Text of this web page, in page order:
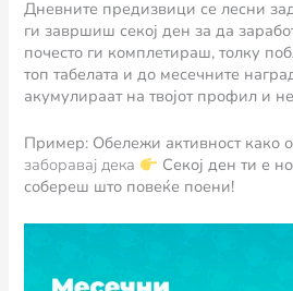
Дневните предизвици се лесни
ги завршиш секој ден за да
почесто ги комплетираш, толку
топ табелата и до месечните
акумулираат на твојот профил и
Пример: Обележи активност како
заборавај дека
Секој ден ти е
собереш што повеќе поени!